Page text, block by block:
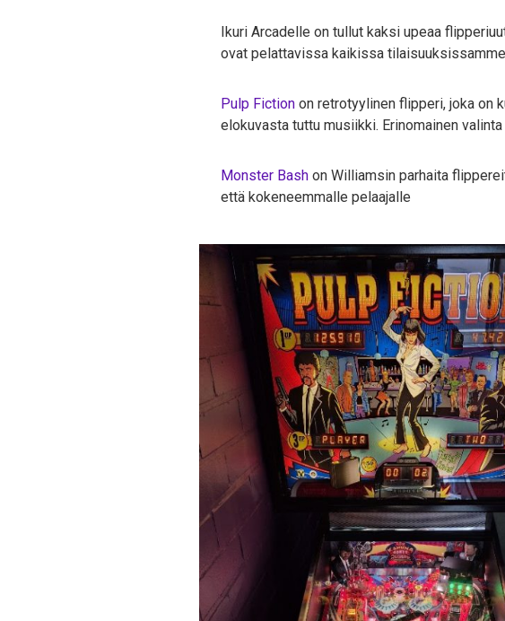
Ikuri Arcadelle on tullut kaksi upeaa
ovat pelattavissa kaikissa
Pulp Fictionon retrotyylinen flipperi, joka on
elokuvasta tuttu musiikki. Erinomainen
Monster Bashon Williamsin parhaita
että kokeneemmalle pelaajalle